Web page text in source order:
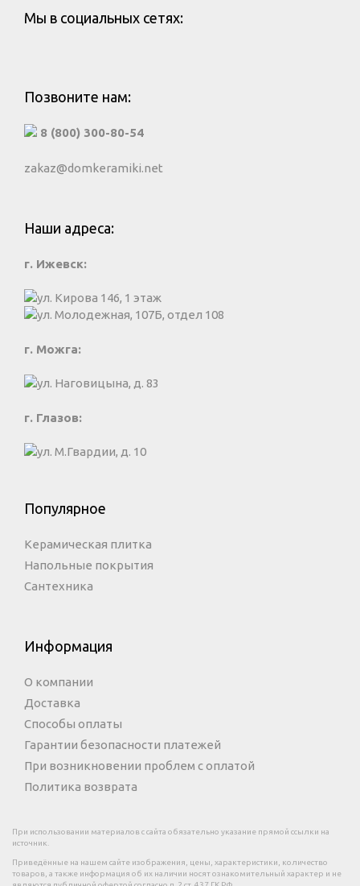
Мы в социальных сетях:
Позвоните нам:
8 (800) 300-80-54
zakaz@domkeramiki.net
Наши адреса:
г. Ижевск:
ул. Кирова 146, 1 этаж
ул. Молодежная, 107Б, отдел 108
г. Можга:
ул. Наговицына, д. 83
г. Глазов:
ул. М.Гвардии, д. 10
Популярное
Керамическая плитка
Напольные покрытия
Сантехника
Информация
О компании
Доставка
Способы оплаты
Гарантии безопасности платежей
При возникновении проблем с оплатой
Политика возврата
При использовании материалов с сайта обязательно указание прямой ссылки на
источник.
Приведённые на нашем сайте изображения, цены, характеристики, количество
товаров, а также информация об их наличии носят ознакомительный характер и не